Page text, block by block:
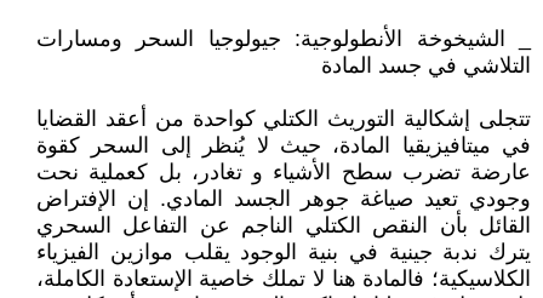
_ الشيخوخة الأنطولوجية: جيولوجيا السحر ومسارات
التلاشي في جسد المادة
تتجلى إشكالية التوريث الكتلي كواحدة من أعقد القضايا
في ميتافيزيقيا المادة، حيث لا يُنظر إلى السحر كقوة
عارضة تضرب سطح الأشياء و تغادر، بل كعملية نحت
وجودي تعيد صياغة جوهر الجسد المادي. إن الإفتراض
القائل بأن النقص الكتلي الناجم عن التفاعل السحري
يترك ندبة جينية في بنية الوجود يقلب موازين الفيزياء
الكلاسيكية؛ فالمادة هنا لا تملك خاصية الإستعادة الكاملة،